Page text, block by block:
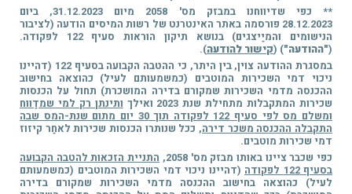
** כפי שדיווחנו במבזק מס' 2058 מיום 31.12.2023, ביום
28.12.2023 פורסמה באתר האינטרנט של רשות המיסים הודעה (לציבור
הנישומים והמיַיצגים) בנושא תיקון הוראות סעיף 122 לפקודה.
("ההודעה") (קישור להודעה).
במסגרת ההודעה צוין, בין היתר, כי ההטבה הקבועה בסעיף 122 (דהיינו
ניכוי דמי השכירות המוטבים (כמשמעותם לעיל) כהוצאה בחישוב
ההכנסה מדמי השכירות שמקורם בדירה המושכרת) תחול על הכנסות
שכירות המתקבלות מתחילת שנת 2023 ואילך
ותינתן רק למי שמדַווח
ומשלם מס לפי סעיף 122 לפקודה תוך 30 יום מתום שנת-המס שבה
התקבלה ההכנסה משכר דירה, ככל שנותרו הכנסות שכירות לאחַר קיזוז
דמי שכירות מוטבים.
כפי שכבר ציינו באותו מבזק מס' 2058,
התניית הזכאות להטבה הקבועה
בסעיף 122 לפקודה
(דהיינו ניכוי דמי השכירות המוטבים (כמשמעותם
לעיל) כהוצאה בחישוב ההכנסה מדמי השכירות שמקורם בדירה